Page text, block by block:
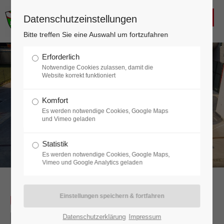
Login
Benutzername
Passwort
Anmelden
Unser Stützpunkt– Das
Feuerwehrhaus in Kaltenleutgeben
Datenschutzeinstellungen
Bitte treffen Sie eine Auswahl um fortzufahren
Erforderlich
Notwendige Cookies zulassen, damit die
Website korrekt funktioniert
Komfort
Es werden notwendige Cookies, Google Maps
und Vimeo geladen
Statistik
Es werden notwendige Cookies, Google Maps,
Vimeo und Google Analytics geladen
Datenschutzerklärung Impressum
FREIWILLIGE FEUERWEHR
KALTENLEUTGEBEN